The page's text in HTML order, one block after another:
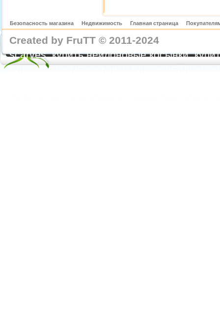
Безопасность магазина Недвижимость Главная страница
Created by FruTT © 2011-2024
scarves, купить нейлоновые косынки,
купить газовые косынки, купить